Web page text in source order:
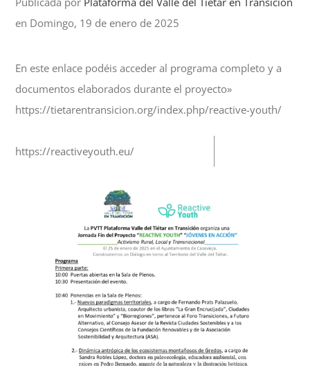
en Domingo, 19 de enero de 2025
En este enlace podéis acceder al programa completo y a
documentos elaborados durante el proyecto»
https://tietarentransicion.org/index.php/reactive-youth/
https://reactiveyouth.eu/